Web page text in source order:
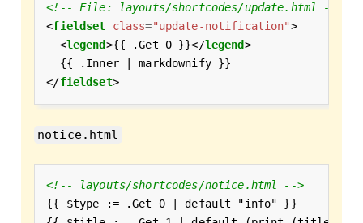
<!-- File: layouts/shortcodes/update.html -->
<fieldset class="update-notification"
>
  <
legend>{{ .Get 0 }}</legend
>
</fieldset >
notice.html
<!-- layouts/shortcodes/notice.html -->